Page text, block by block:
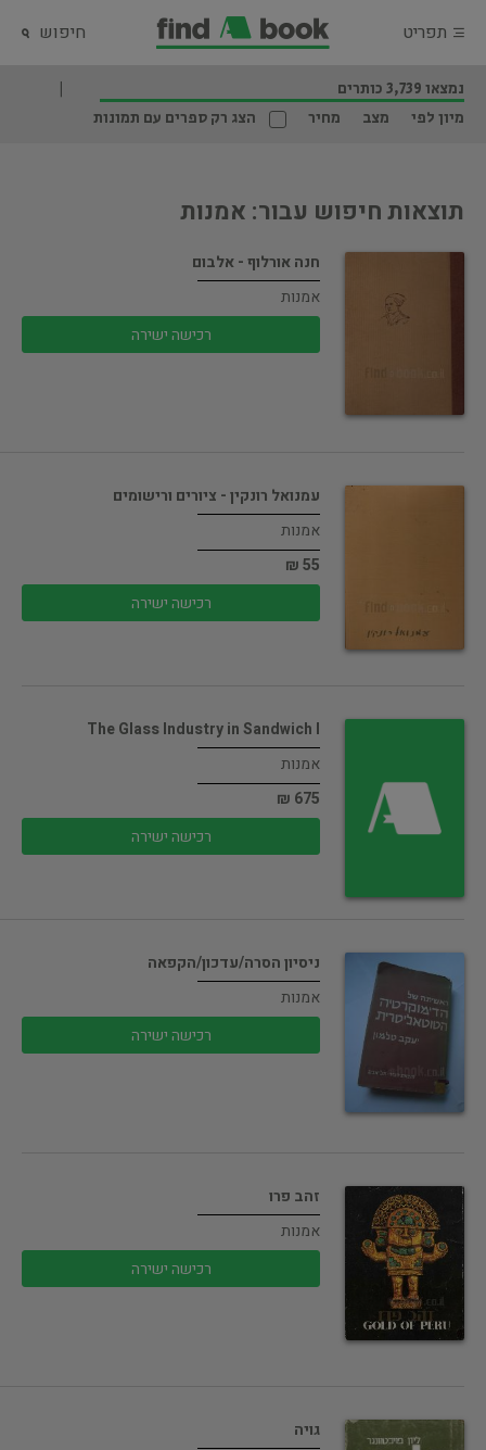
תפריט חיפוש
נמצאו 3,739 כותרים
מיון לפי
מצב מחיר הצג רק ספרים עם תמונות
תוצאות חיפוש עבור: אמנות
חנה אורלוף - אלבום
אמנות
רכישה ישירה
עמנואל רונקין - ציורים ורישומים
אמנות
55 ₪
רכישה ישירה
The Glass Industry in Sandwich I
אמנות
675 ₪
רכישה ישירה
ניסיון הסרה/עדכון/הקפאה
אמנות
רכישה ישירה
זהב פרו
אמנות
רכישה ישירה
גויה